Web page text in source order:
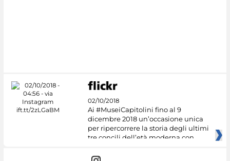
02/10/2018
Ai #MuseiCapitolini fino al 9
dicembre 2018 un’occasione unica
per ripercorrere la storia degli ultimi
tre concili dell’età moderna con